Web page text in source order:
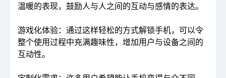
温暖的表现，鼓励人与人之间的互动与感情的表达。
游戏化体验：通过这样轻松的方式解锁手机，可以令
整个使用过程中充满趣味性，增加用户与设备之间的
互动性。